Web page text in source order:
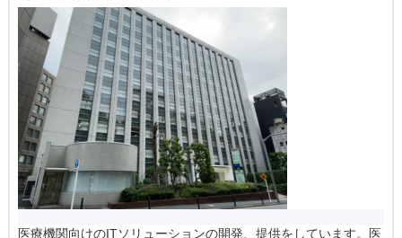
医療機関向けのITソリューションの開発、提供をしています。医